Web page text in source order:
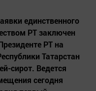
единственного
РТ заключен
РТ на
Татарстан
сирот. Ведется
сегодня